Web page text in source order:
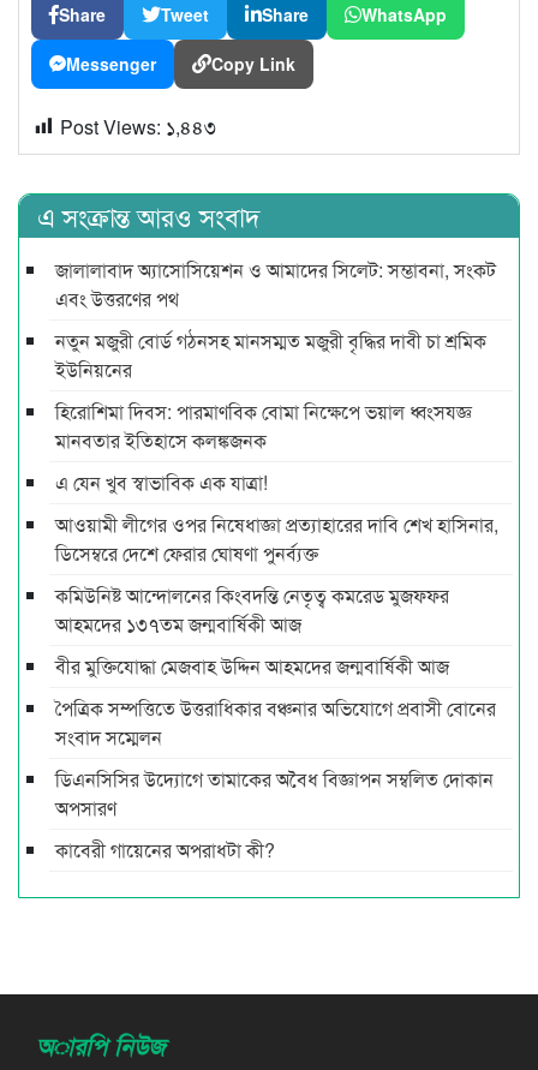
Share Tweet Share WhatsApp
Messenger Copy Link
Post Views: ১,৪৪৩
এ সংক্রান্ত আরও সংবাদ
জালালাবাদ অ্যাসোসিয়েশন ও আমাদের সিলেট: সম্ভাবনা, সংকট
এবং উত্তরণের পথ
নতুন মজুরী বোর্ড গঠনসহ মানসম্মত মজুরী বৃদ্ধির দাবী চা শ্রমিক
ইউনিয়নের
হিরোশিমা দিবস: পারমাণবিক বোমা নিক্ষেপে ভয়াল ধ্বংসযজ্ঞ
মানবতার ইতিহাসে কলঙ্কজনক
এ যেন খুব স্বাভাবিক এক যাত্রা!
আওয়ামী লীগের ওপর নিষেধাজ্ঞা প্রত্যাহারের দাবি শেখ হাসিনার,
ডিসেম্বরে দেশে ফেরার ঘোষণা পুনর্ব্যক্ত
কমিউনিষ্ট আন্দোলনের কিংবদন্তি নেতৃত্ব কমরেড মুজফ্ফর
আহমদের ১৩৭তম জন্মবার্ষিকী আজ
বীর মুক্তিযোদ্ধা মেজবাহ উদ্দিন আহমদের জন্মবার্ষিকী আজ
পৈত্রিক সম্পত্তিতে উত্তরাধিকার বঞ্চনার অভিযোগে প্রবাসী বোনের
সংবাদ সম্মেলন
ডিএনসিসির উদ্যোগে তামাকের অবৈধ বিজ্ঞাপন সম্বলিত দোকান
অপসারণ
কাবেরী গায়েনের অপরাধটা কী?
অারপি নিউজ